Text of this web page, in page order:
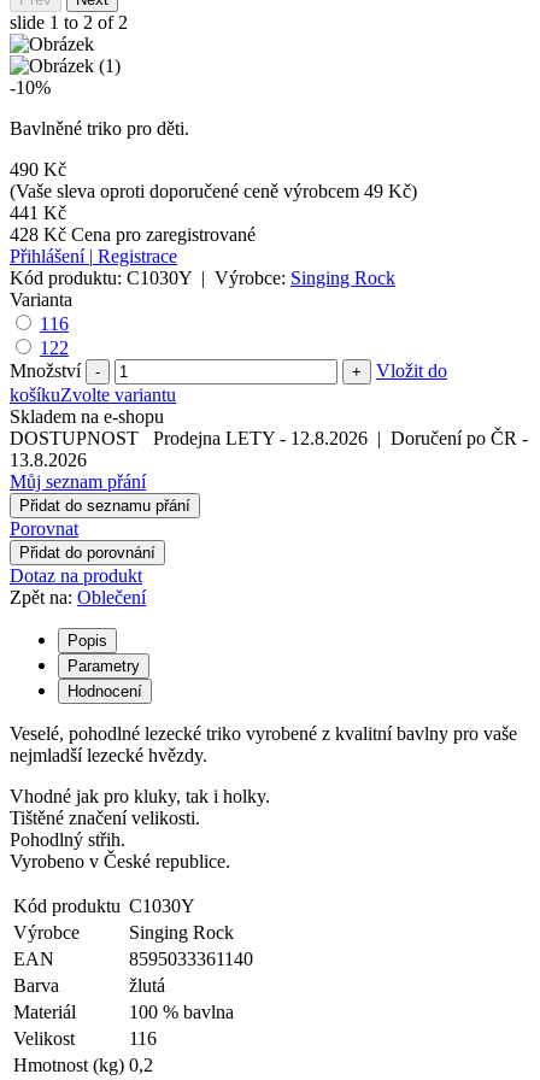
slide 1 to 2 of 2
-10%
Bavlněné triko pro děti.
490 Kč
(Vaše sleva oproti doporučené ceně výrobcem 49 Kč)
441 Kč
428 Kč Cena pro zaregistrované
Přihlášení | Registrace
Kód produktu: C1030Y | Výrobce: Singing Rock
Varianta
116
122
Množství
- +
Vložit do
košíkuZvolte variantu
Skladem na e-shopu
DOSTUPNOST
Prodejna LETY - 12.8.2026 | Doručení po ČR -
13.8.2026
Můj seznam přání
Přidat do seznamu přání
Porovnat
Přidat do porovnání
Dotaz na produkt
Zpět na: Oblečení
Popis
Parametry
Hodnocení
Veselé, pohodlné lezecké triko vyrobené z kvalitní bavlny pro vaše
nejmladší lezecké hvězdy.
Vhodné jak pro kluky, tak i holky.
Tištěné značení velikosti.
Pohodlný střih.
Vyrobeno v České republice.
Kód produktu C1030Y
Výrobce
Singing Rock
EAN
8595033361140
Barva
žlutá
Materiál
100 % bavlna
Velikost
116
Hmotnost (kg) 0,2